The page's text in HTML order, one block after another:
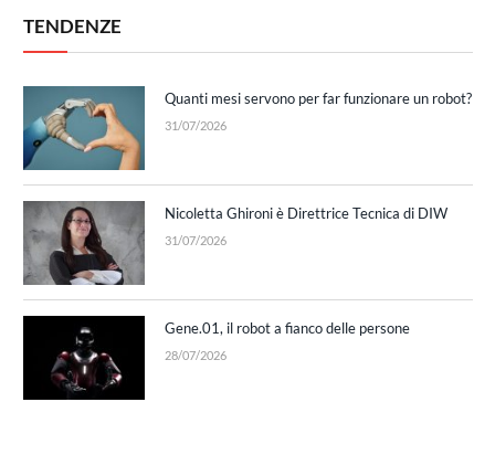
TENDENZE
Quanti mesi servono per far funzionare un robot?
31/07/2026
Nicoletta Ghironi è Direttrice Tecnica di DIW
31/07/2026
Gene.01, il robot a fianco delle persone
28/07/2026